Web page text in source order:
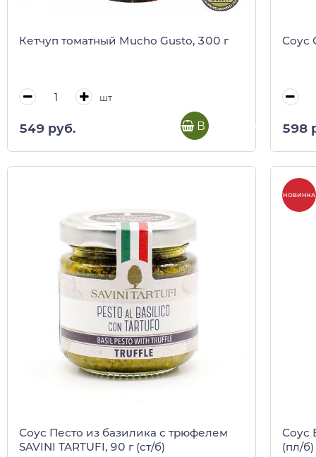
Кетчуп томатный Mucho Gusto, 300 г
шт
549 руб. В корзину
Соус
598
Соус Песто из базилика с трюфелем
SAVINI TARTUFI, 90 г (ст/б)
НОВИНКА
Соус
(пл/б)